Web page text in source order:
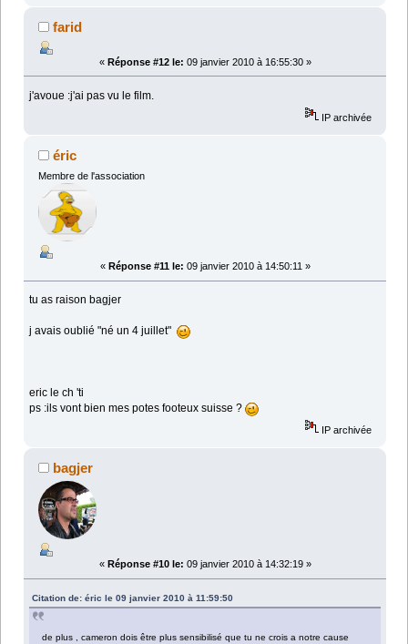
farid
« Réponse #12 le: 09 janvier 2010 à 16:55:30 »
j'avoue :j'ai pas vu le film.
IP archivée
éric
Membre de l'association
« Réponse #11 le: 09 janvier 2010 à 14:50:11 »
tu as raison bagjer
j avais oublié "né un 4 juillet"
eric le ch 'ti
ps :ils vont bien mes potes footeux suisse ?
IP archivée
bagjer
« Réponse #10 le: 09 janvier 2010 à 14:32:19 »
Citation de: éric le 09 janvier 2010 à 11:59:50
de plus , cameron dois être plus sensibilisé que tu ne crois a notre cause